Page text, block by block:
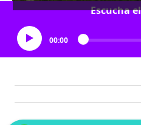
Escucha
00:00